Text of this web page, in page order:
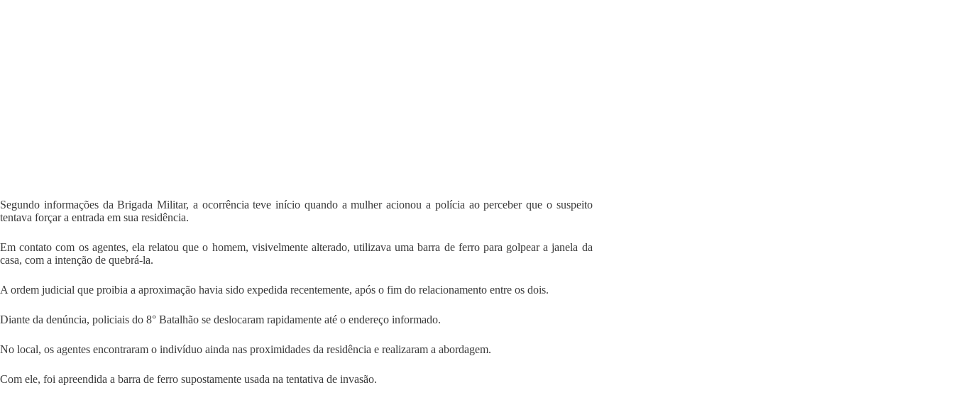
Segundo informações da Brigada Militar, a ocorrência teve início quando a mulher acionou a polícia ao perceber que o suspeito
tentava forçar a entrada em sua residência.
Em contato com os agentes, ela relatou que o homem, visivelmente alterado, utilizava uma barra de ferro para golpear a janela da
casa, com a intenção de quebrá-la.
A ordem judicial que proibia a aproximação havia sido expedida recentemente, após o fim do relacionamento entre os dois.
Diante da denúncia, policiais do 8° Batalhão se deslocaram rapidamente até o endereço informado.
No local, os agentes encontraram o indivíduo ainda nas proximidades da residência e realizaram a abordagem.
Com ele, foi apreendida a barra de ferro supostamente usada na tentativa de invasão.